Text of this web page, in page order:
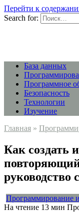
Перейти к
Search for:
База данных
Программное
Безопасность
Технологии
Изучение
Главная »
Как создать
руководство
Программирование и
На чтение 13 мин